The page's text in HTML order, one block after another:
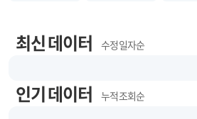
최신 데이터 수정 일자순
인기 데이터 누적 조회순